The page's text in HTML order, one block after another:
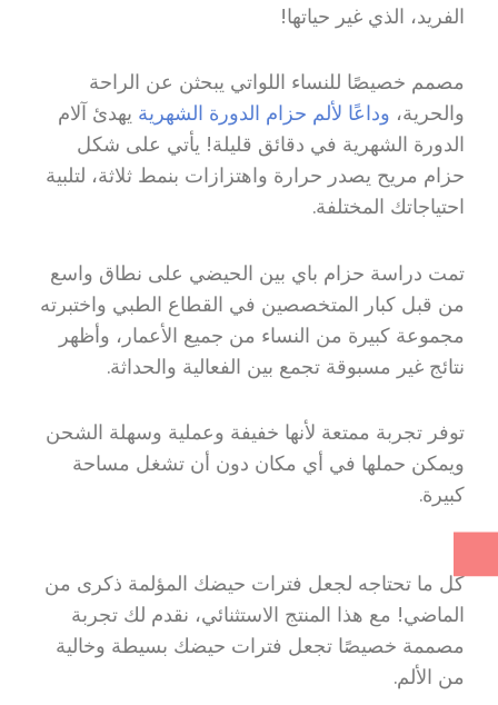
الفريد، الذي غير حياتها!
مصمم خصيصًا للنساء اللواتي يبحثن عن الراحة
والحرية، وداعًا لألم حزام الدورة الشهرية يهدئ آلام
الدورة الشهرية في دقائق قليلة! يأتي على شكل
حزام مريح يصدر حرارة واهتزازات بنمط ثلاثة، لتلبية
احتياجاتك المختلفة.
تمت دراسة حزام باي بين الحيضي على نطاق واسع
من قبل كبار المتخصصين في القطاع الطبي واختبرته
مجموعة كبيرة من النساء من جميع الأعمار، وأظهر
نتائج غير مسبوقة تجمع بين الفعالية والحداثة.
توفر تجربة ممتعة لأنها خفيفة وعملية وسهلة الشحن
ويمكن حملها في أي مكان دون أن تشغل مساحة
كبيرة.
كل ما تحتاجه لجعل فترات حيضك المؤلمة ذكرى من
الماضي! مع هذا المنتج الاستثنائي، نقدم لك تجربة
مصممة خصيصًا تجعل فترات حيضك بسيطة وخالية
من الألم.